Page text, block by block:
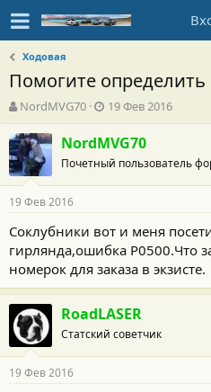
Ходовая
Помогите
А
в
т
о
р
т
е
м
ы
NordMVG70
Д
а
т
а
н
а
а
л
а
19 Фев 2016
NordMVG70
Почетный пользователь
19 Фев 2016
Соклубники вот и меня
гирлянда,ошибка P0500.Что
номерок для заказа в экзисте.
RoadLASER
Статский советчик
19 Фев 2016